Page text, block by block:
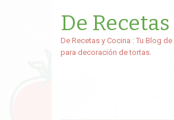
De
De Recetas y Cocina : Tu Blog
para decoración de tortas.